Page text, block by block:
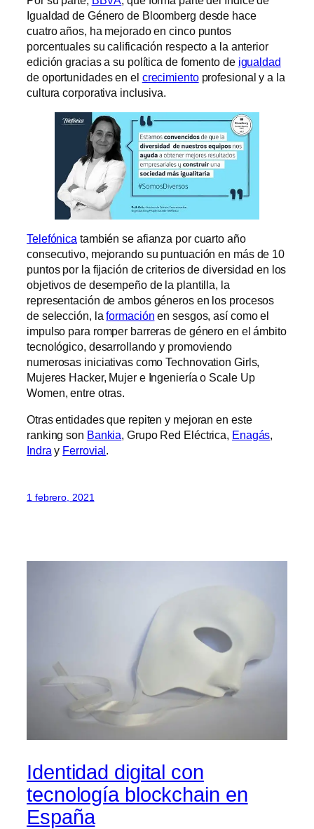
Igualdad de Género de Bloomberg desde hace
cuatro años, ha mejorado en cinco puntos
porcentuales su calificación respecto a la anterior
edición gracias a su política de fomento de igualdad
de oportunidades en el crecimientoprofesional y a la
cultura corporativa inclusiva.
Telefónica también se afianza por cuarto año
consecutivo, mejorando su puntuación en más de 10
puntos por la fijación de criterios de diversidad en los
objetivos de desempeño de la plantilla, la
representación de ambos géneros en los procesos
de selección, laformación en sesgos, así como el
impulso para romper barreras de género en el ámbito
tecnológico, desarrollando y promoviendo
numerosas iniciativas como Technovation Girls,
Mujeres Hacker, Mujer e Ingeniería o Scale Up
Women, entre otras.
Otras entidades que repiten y mejoran en este
ranking son Bankia, Grupo Red Eléctrica, Enagás,
Indra y Ferrovial .
1 febrero, 2021
Identidad digital con
tecnología blockchain en
España